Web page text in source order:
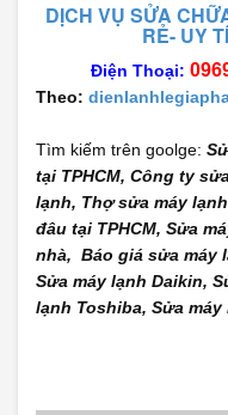
DỊCH VỤ SỬA
RẺ- UY
Điện Thoại:
Theo:
Tìm kiếm trên goolge:
tại TPHCM, Công ty
lạnh, Thợ sửa máy
đâu tại TPHCM, Sửa
nhà, Báo giá sửa máy
Sửa máy lạnh Daikin,
lạnh Toshiba, Sửa